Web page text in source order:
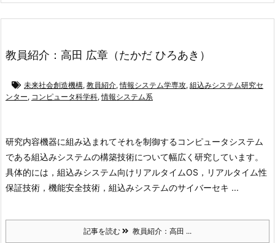
教員紹介：高田 広章（たかだ ひろあき）
未来社会創造機構, 教員紹介,情報システム学専攻, 組込みシステム研究セ
ンター, コンピュータ科学科,情報システム系
研究内容機器に組み込まれてそれを制御するコンピュータシステム
である組込みシステムの構築技術について幅広く研究しています。
具体的には，組込みシステム向けリアルタイムOS，リアルタイム性
保証技術，機能安全技術，組込みシステムのサイバーセキ ...
記事を読む 教員紹介：高田 ...